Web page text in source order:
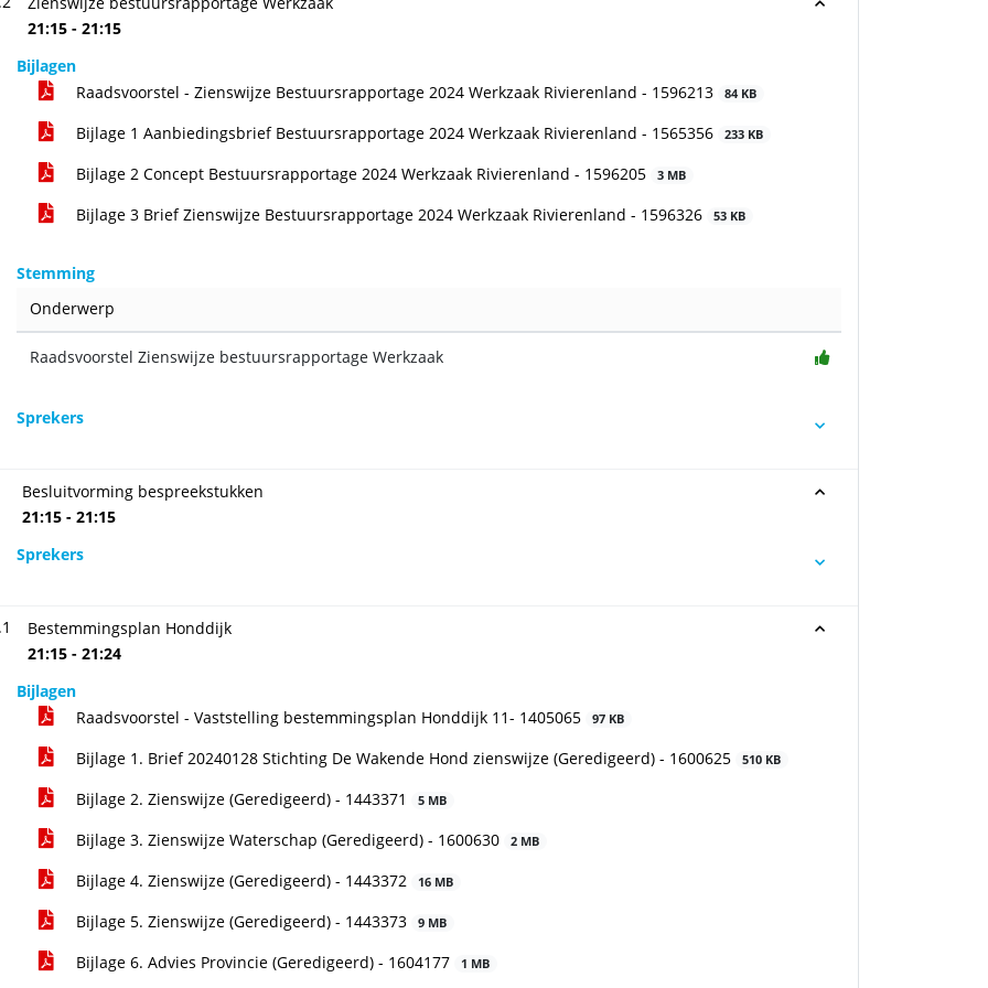
21:15 - 21:15
Bijlagen
Raadsvoorstel - Zienswijze Bestuursrapportage 2024 Werkzaak Rivierenland - 1596213
84 KB
Bijlage 1 Aanbiedingsbrief Bestuursrapportage 2024 Werkzaak Rivierenland - 1565356 233 KB
Bijlage 2 Concept Bestuursrapportage 2024 Werkzaak Rivierenland - 1596205 3 MB
Bijlage 3 Brief Zienswijze Bestuursrapportage 2024 Werkzaak Rivierenland - 1596326 53 KB
Stemming
Onderwerp
Raadsvoorstel Zienswijze bestuursrapportage Werkzaak
Sprekers
Besluitvorming bespreekstukken
21:15 - 21:15
Sprekers
Bestemmingsplan Honddijk
21:15 - 21:24
Bijlagen
Raadsvoorstel - Vaststelling bestemmingsplan Honddijk 11- 1405065
97 KB
Bijlage 1. Brief 20240128 Stichting De Wakende Hond zienswijze (Geredigeerd) - 1600625 510 KB
Bijlage 2. Zienswijze (Geredigeerd) - 1443371 5 MB
Bijlage 3. Zienswijze Waterschap (Geredigeerd) - 1600630 2 MB
Bijlage 4. Zienswijze (Geredigeerd) - 1443372 16 MB
Bijlage 5. Zienswijze (Geredigeerd) - 1443373 9 MB
Bijlage 6. Advies Provincie (Geredigeerd) - 1604177 1 MB